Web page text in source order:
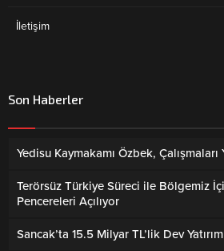
İletişim
Son Haberler
Yedisu Kaymakamı Özbek,
Terörsüz Türkiye Süreci ile Bölgemiz
Pencereleri Açılıyor
Sancak’ta 15.5 Milyar TL’lik Dev Yatırım